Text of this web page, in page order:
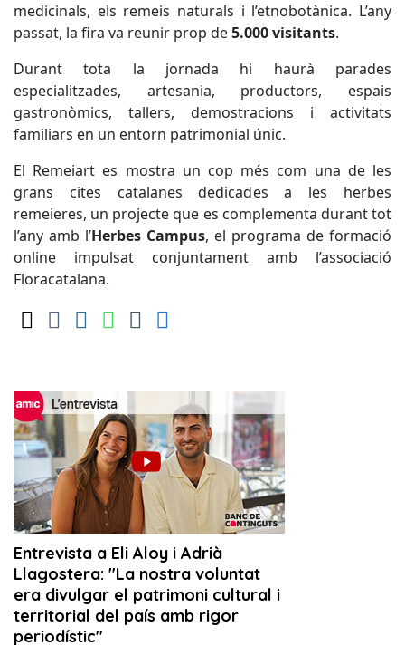
medicinals, els remeis naturals i l’etnobotànica. L’any
passat, la fira va reunir prop de5.000 visitants.
Durant tota la jornada hi haurà parades
especialitzades, artesania, productors, espais
gastronòmics, tallers, demostracions i activitats
familiars en un entorn patrimonial únic.
El Remeiart es mostra un cop més com una de les
grans cites catalanes dedicades a les herbes
remeieres, un projecte que es complementa durant tot
l’any amb l’Herbes Campus, el programa de formació
online impulsat conjuntament amb l’associació
Floracatalana.